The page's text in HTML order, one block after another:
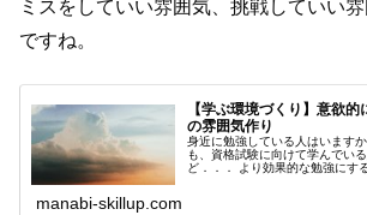
ミスをしていい雰囲気、挑戦していい
ですね。
【学ぶ環境づくり】意欲
の雰囲気作り
身近に勉強している人はいます
も、資格試験に向けて学んでい
ど．．． より効果的な勉強にす
manabi-skillup.com